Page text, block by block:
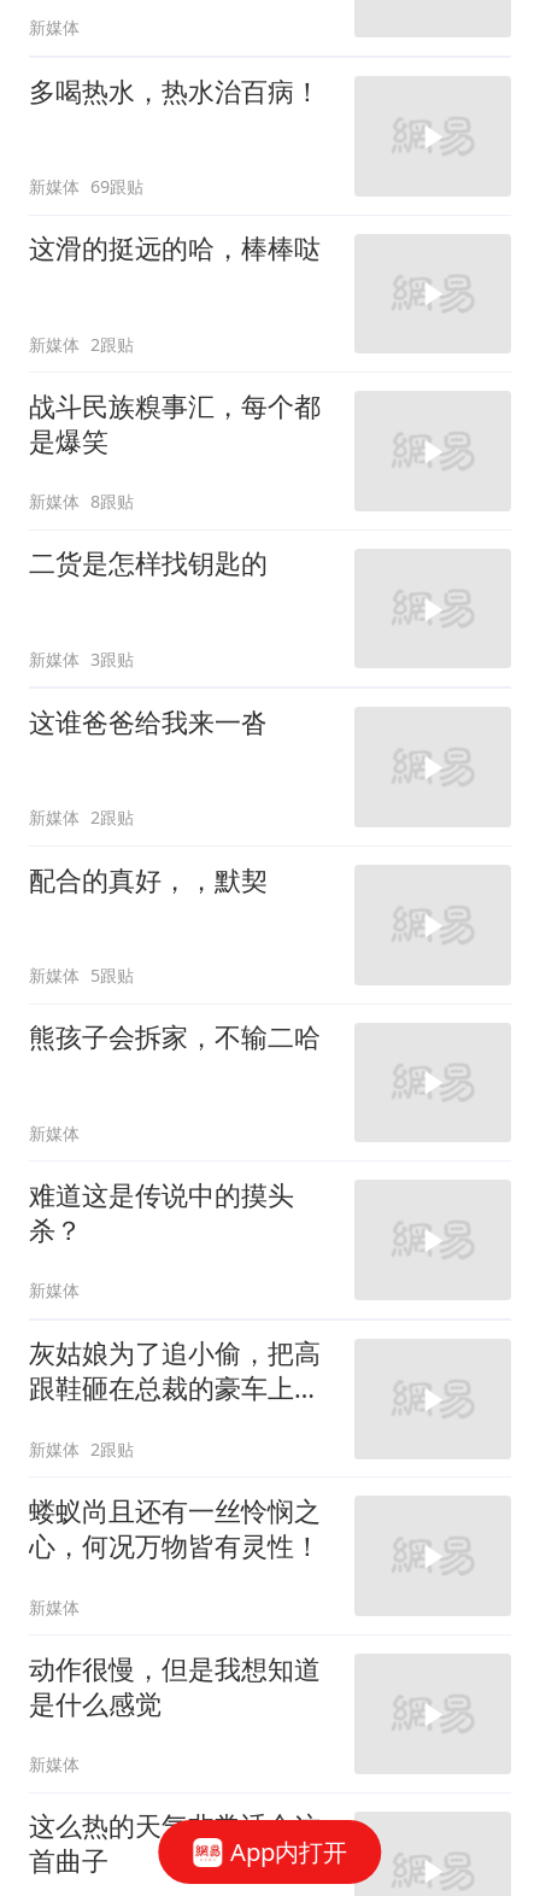
新媒体
多喝热水，热水治百病！
新媒体 69跟贴
这滑的挺远的哈，棒棒哒
新媒体 2跟贴
战斗民族糗事汇，每个都
是爆笑
新媒体 8跟贴
二货是怎样找钥匙的
新媒体 3跟贴
这谁爸爸给我来一沓
新媒体 2跟贴
配合的真好，，默契
新媒体 5跟贴
熊孩子会拆家，不输二哈
新媒体
难道这是传说中的摸头
杀？
新媒体
灰姑娘为了追小偷，把高
跟鞋砸在总裁的豪车上，
新媒体 2跟贴
蝼蚁尚且还有一丝怜悯之
心，何况万物皆有灵性！
新媒体
动作很慢，但是我想知道
是什么感觉
新媒体
这么热的天气非常适合这
首曲子
App内打开